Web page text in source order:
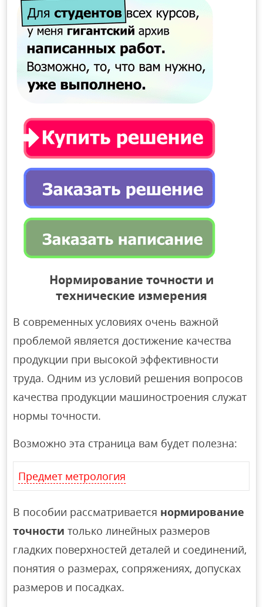
Нормирование точности и
технические измерения
В современных условиях очень важной
проблемой является достижение качества
продукции при высокой эффективности
труда. Одним из условий решения вопросов
качества продукции машиностроения служат
нормы точности.
Возможно эта страница вам будет полезна:
Предмет метрология
В пособии рассматривается нормирование
точности только линейных размеров
гладких поверхностей деталей и соединений,
понятия о размерах, сопряжениях, допусках
размеров и посадках.